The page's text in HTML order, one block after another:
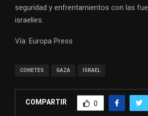
seguridad y enfrentamientos con las
israelíes.
Vía: Europa Press
COHETES GAZA ISRAEL
COMPARTIR 0